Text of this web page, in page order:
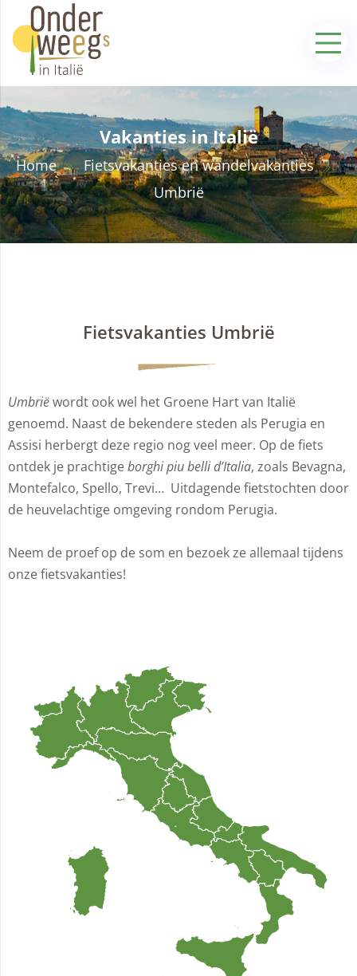
Vakanties in Italië
Home
Fietsvakanties en wandelvakanties
Umbrië
Fietsvakanties Umbrië
Umbriëwordt ook wel het Groene Hart van Italië
genoemd. Naast de bekendere steden als Perugia en
Assisi herbergt deze regio nog veel meer. Op de fiets
ontdek je prachtigeborghi piu belli d’Italia, zoals Bevagna,
Montefalco, Spello, Trevi… Uitdagende fietstochten door
de heuvelachtige omgeving rondom Perugia.
Neem de proef op de som en bezoek ze allemaal tijdens
onze fietsvakanties!